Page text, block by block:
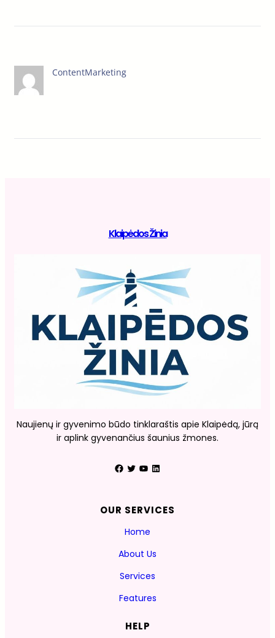
ContentMarketing
Klaipėdos Žinia
Naujienų ir gyvenimo būdo tinklaraštis apie Klaipėdą, jūrą
ir aplink gyvenančius šaunius žmones.
Facebook Twitter YouTube LinkedIn
OUR SERVICES
Home
About Us
Services
Features
HELP